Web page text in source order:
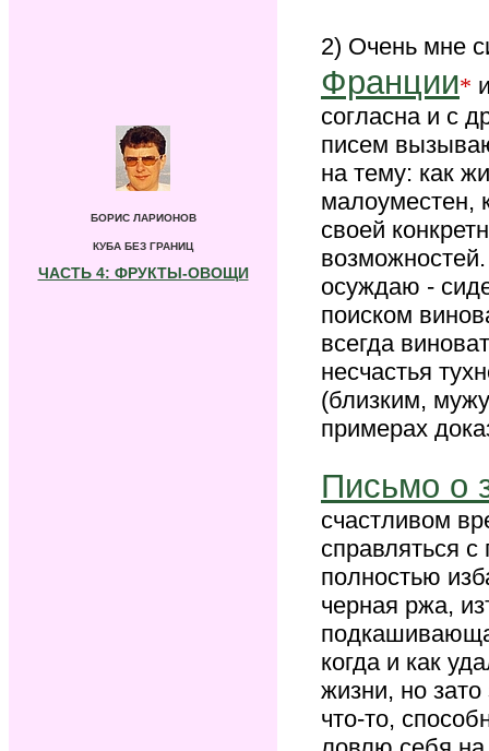
БОРИС ЛАРИОНОВ
КУБА БЕЗ ГРАНИЦ
ЧАСТЬ 4: ФРУКТЫ-ОВОЩИ
2) Очень мне
Франции*
согласна и с
писем
на тему: как
малоуместен,
своей
осуждаю -
поиском
всегда
несчастья
(близким,
примерах
Письмо о
счастливом
справляться с
полностью
черная ржа,
когда и как
жизни, но
что-то,